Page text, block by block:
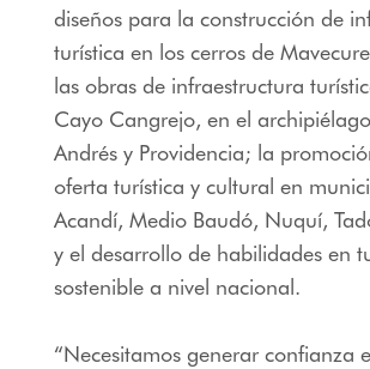
diseños para la construcción de
turística en los cerros de
las obras de infraestructura
Cayo Cangrejo, en el
Andrés y Providencia; la
oferta turística y cultural en
Acandí, Medio Baudó, Nuquí,
y el desarrollo de habilidades en
sostenible a nivel nacional.
“Necesitamos generar confianza